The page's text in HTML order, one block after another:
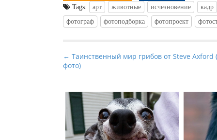
Tags: арт животные исчезновение
кадр
фотограф
фотоподборка фотопроект
P
o
t
a
v
← Таинственный мир грибов от Steve Axford
фото)